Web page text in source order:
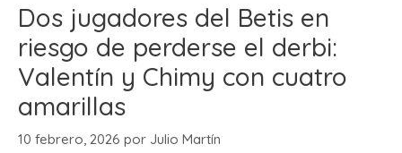
Dos jugadores del Betis en
riesgo de perderse el derbi:
Valentín y Chimy con cuatro
amarillas
10 febrero, 2026 por Julio Martín